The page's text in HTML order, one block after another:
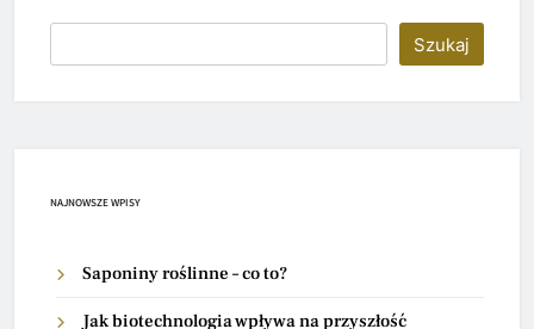
Szukaj
NAJNOWSZE WPISY
Saponiny roślinne – co to?
Jak biotechnologia wpływa na przyszłość